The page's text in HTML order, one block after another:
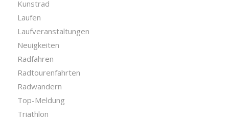
Kunstrad
Laufen
Laufveranstaltungen
Neuigkeiten
Radfahren
Radtourenfahrten
Radwandern
Top-Meldung
Triathlon